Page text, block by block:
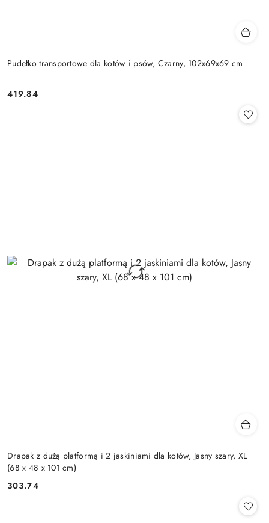
Pudełko transportowe dla kotów i psów, Czarny, 102x69x69 cm
Cena:
419.84
Drapak z dużą platformą i 2 jaskiniami dla kotów, Jasny szary, XL
(68 x 48 x 101 cm)
Cena:
303.74